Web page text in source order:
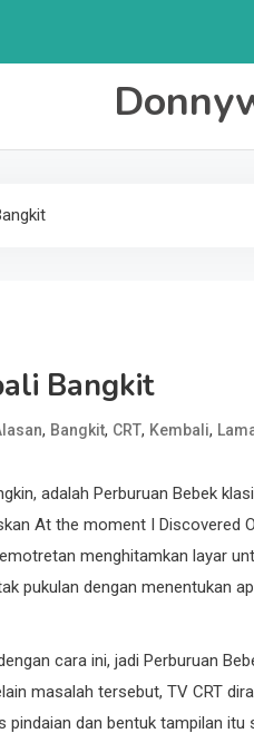
Bangkit
, Bangkit, CRT, Kembali,
adalah Perburuan Bebek
At the moment I Discovered
menghitamkan layar
pukulan dengan menentukan
cara ini, jadi Perburuan
masalah tersebut, TV CRT
dan bentuk tampilan itu